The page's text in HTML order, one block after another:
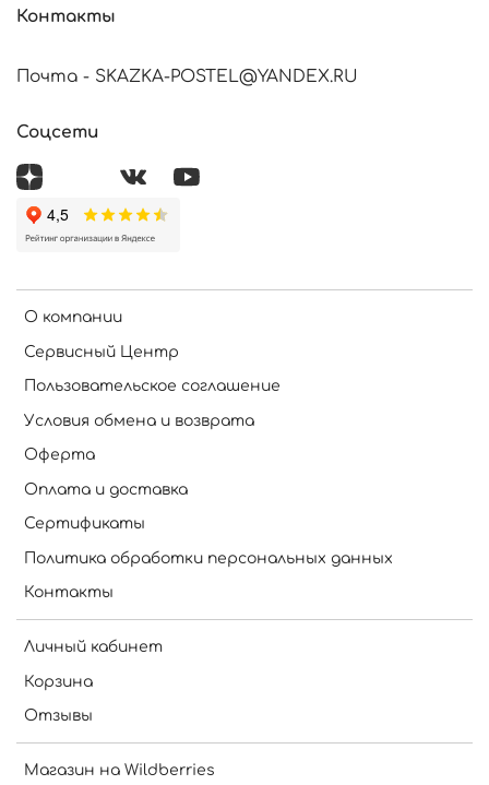
О компании
Сервисный Центр
Пользовательское соглашение
Условия обмена и возврата
Оферта
Оплата и доставка
Сертификаты
Политика обработки персональных данных
Контакты
Личный кабинет
Корзина
Отзывы
Магазин на Wildberries
Контакты
Почта - SKAZKA-POSTEL@YANDEX.RU
Соцсети